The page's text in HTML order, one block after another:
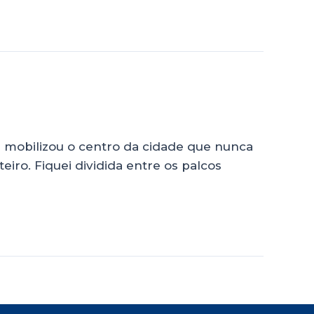
o centro da cidade que nunca
Fiquei dividida entre os palcos